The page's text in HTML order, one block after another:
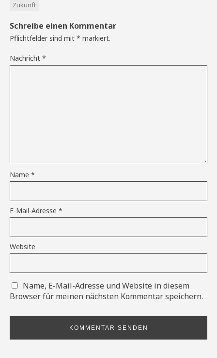
Zukunft
Schreibe einen Kommentar
Pflichtfelder sind mit * markiert.
Nachricht *
Name *
E-Mail-Adresse *
Website
Name, E-Mail-Adresse und Website in diesem
Browser für meinen nächsten Kommentar speichern.